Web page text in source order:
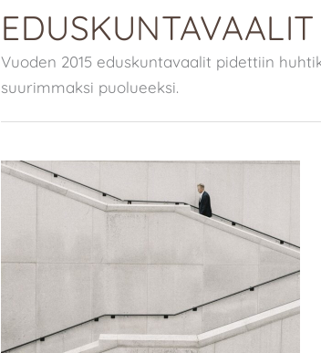
Vuoden 2015 eduskuntavaalit pidettiin
suurimmaksi puolueeksi.